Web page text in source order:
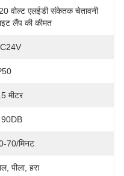
वोल्ट एलईडी संकेतक चेतावनी
लैंप की कीमत
मीटर
70/मिनट
पीला, हरा